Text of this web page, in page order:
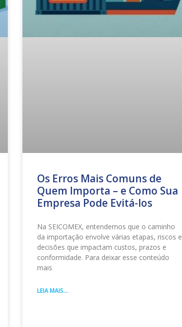
Os Erros Mais Comuns de
Quem Importa – e Como Sua
Empresa Pode Evitá-los
Na SEICOMEX, entendemos que o caminho
da importação envolve várias etapas, riscos e
decisões que impactam custos, prazos e
conformidade. Para deixar esse conteúdo
mais
LEIA MAIS...